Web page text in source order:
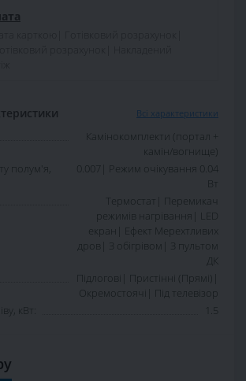
Всі характеристики
Камінокомплекти (портал +
камін/вогнище)
полум'я,
0.007| Режим очікування 0.04
Термостат| Перемикач
режимів нагрівання| LED
екран| Ефект Мерехтливих
дров| З обігрівом| З пультом
ДК
Підлогові| Пристінні (Прямі)|
Окремостоячі| Під телевізор
кВт:
1.5